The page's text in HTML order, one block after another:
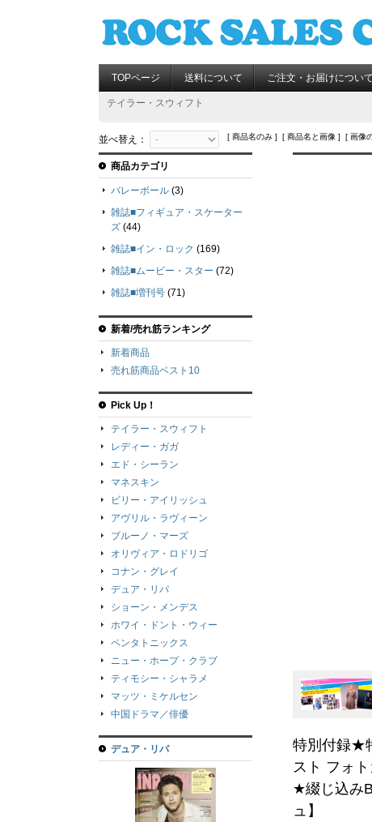
TOPページ 送料について ご注文・お届けについて
テイラー・スウィフト
並べ替え： [ 商品名のみ ] [ 商品名と画像 ] [ 画像
特別付録★
スト フォ
★綴じ込み
ュ】
商品カテゴリ
バレーボール (3)
雑誌■フィギュア・スケーター
ズ (44)
雑誌■イン・ロック (169)
雑誌■ムービー・スター (72)
雑誌■増刊号 (71)
新着/売れ筋ランキング
新着商品
売れ筋商品ベスト10
Pick Up！
テイラー・スウィフト
レディー・ガガ
エド・シーラン
マネスキン
ビリー・アイリッシュ
アヴリル・ラヴィーン
ブルーノ・マーズ
オリヴィア・ロドリゴ
コナン・グレイ
デュア・リパ
ショーン・メンデス
ホワイ・ドント・ウィー
ペンタトニックス
ニュー・ホープ・クラブ
ティモシー・シャラメ
マッツ・ミケルセン
中国ドラマ／俳優
デュア・リパ